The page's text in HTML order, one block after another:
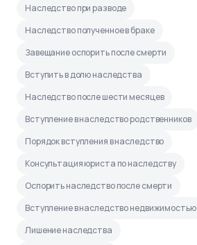
Наследство при разводе
Наследство полученное в браке
Завещание оспорить после смерти
Вступить в долю наследства
Наследство после шести месяцев
Вступление в наследство родственников
Порядок вступления в наследство
Консультация юриста по наследству
Оспорить наследство после смерти
Вступление в наследство недвижимостью
Лишение наследства